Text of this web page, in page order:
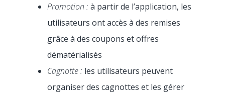
Promotion : à partir de l’application, les
utilisateurs ont accès à des remises
grâce à des coupons et offres
dématérialisés
Cagnotte : les utilisateurs peuvent
organiser des cagnottes et les gérer